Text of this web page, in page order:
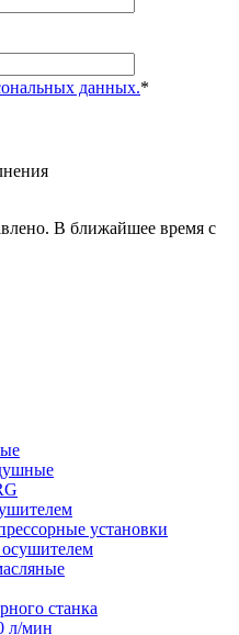
данных.*
В ближайшее время с
установки
станка
л/мин